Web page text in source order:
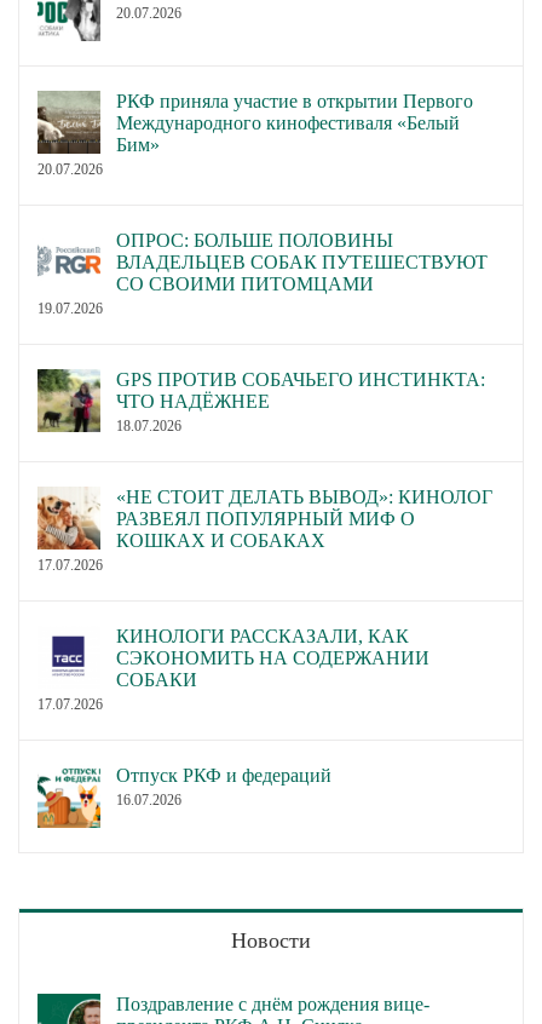
20.07.2026
РКФ приняла участие в открытии Первого
Международного кинофестиваля «Белый
Бим»
20.07.2026
ОПРОС: БОЛЬШЕ ПОЛОВИНЫ
ВЛАДЕЛЬЦЕВ СОБАК ПУТЕШЕСТВУЮТ
СО СВОИМИ ПИТОМЦАМИ
19.07.2026
GPS ПРОТИВ СОБАЧЬЕГО ИНСТИНКТА:
ЧТО НАДЁЖНЕЕ
18.07.2026
«НЕ СТОИТ ДЕЛАТЬ ВЫВОД»: КИНОЛОГ
РАЗВЕЯЛ ПОПУЛЯРНЫЙ МИФ О
КОШКАХ И СОБАКАХ
17.07.2026
КИНОЛОГИ РАССКАЗАЛИ, КАК
СЭКОНОМИТЬ НА СОДЕРЖАНИИ
СОБАКИ
17.07.2026
Отпуск РКФ и федераций
16.07.2026
Новости
Поздравление с днём рождения вице-